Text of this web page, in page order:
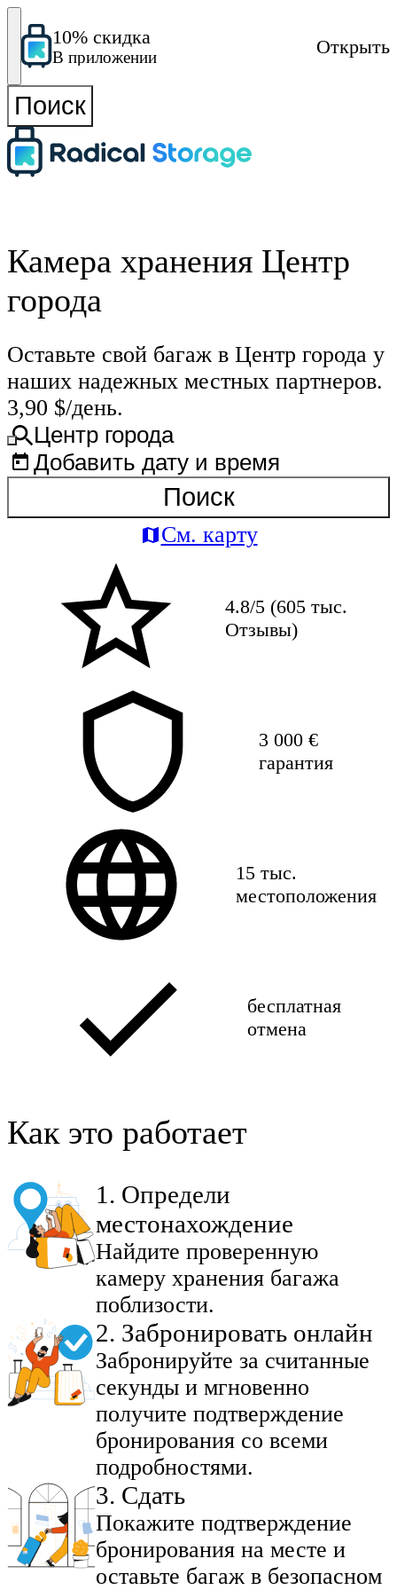
10% скидка
В приложении
Открыть
Поиск
Камера хранения Центр
города
Оставьте свой багаж в Центр города у
наших надежных местных партнеров.
3,90 $/день.
Центр города
Добавить дату и время
Поиск
См. карту
4.8/5 (605 тыс.
Отзывы)
3 000 €
гарантия
15 тыс.
местоположения
бесплатная
отмена
Как это работает
1 . Определи
местонахождение
Найдите проверенную
камеру хранения багажа
поблизости.
2. Забронировать онлайн
Забронируйте за считанные
секунды и мгновенно
получите подтверждение
бронирования со всеми
подробностями.
3. Сдать
Покажите подтверждение
бронирования на месте и
оставьте багаж в безопасном